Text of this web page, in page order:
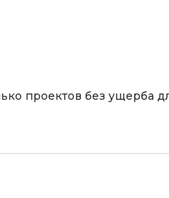
проектов без ущерба